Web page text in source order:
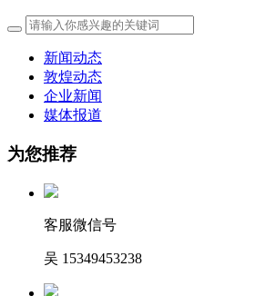
新闻动态
敦煌动态
企业新闻
媒体报道
为您推荐
客服微信号
吴 15349453238